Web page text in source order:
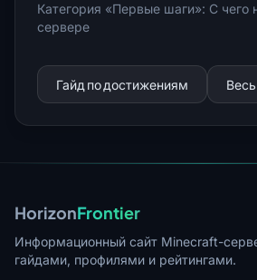
Категория «Первые шаги»: С чего
сервере
Гайд по достижениям
HorizonFrontier
Информационный сайт Minecraft-
гайдами, профилями и рейтингами.